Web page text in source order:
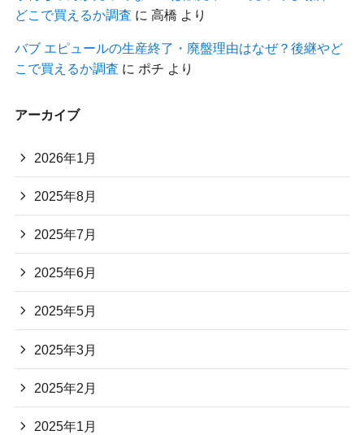
どこで買えるか調査 に 高橋 より
バブ エピュールの生産終了・廃盤理由はなぜ？後継やど
こで買えるか調査 に ポチ より
アーカイブ
2026年1月
2025年8月
2025年7月
2025年6月
2025年5月
2025年3月
2025年2月
2025年1月